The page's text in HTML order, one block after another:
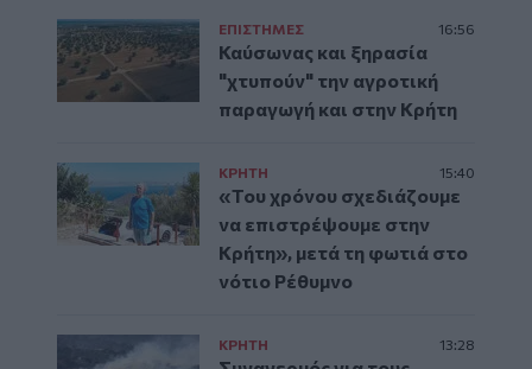
ΕΠΙΣΤΗΜΕΣ 16:56
Καύσωνας και ξηρασία
"χτυπούν" την αγροτική
παραγωγή και στην Κρήτη
ΚΡΗΤΗ 15:40
«Του χρόνου σχεδιάζουμε
να επιστρέψουμε στην
Κρήτη», μετά τη φωτιά στο
νότιο Ρέθυμνο
ΚΡΗΤΗ 13:28